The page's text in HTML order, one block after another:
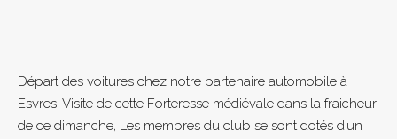
Départ des voitures chez notre partenaire automobile à
Esvres. Visite de cette Forteresse médiévale dans la fraicheur
de ce dimanche, Les membres du club se sont dotés d’un